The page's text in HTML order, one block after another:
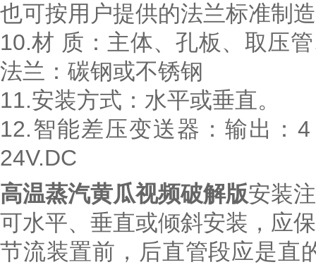
也可按用户提供的法兰标准制
10.材 质：主体、孔板、取压
法兰：碳钢或不锈钢
11.安装方式：水平或垂直。
12.智能差压变送器：输出：
24V.DC
高温蒸汽黄瓜视频破解版安装
可水平、垂直或倾斜安装，应
节流装置前，后直管段应是直